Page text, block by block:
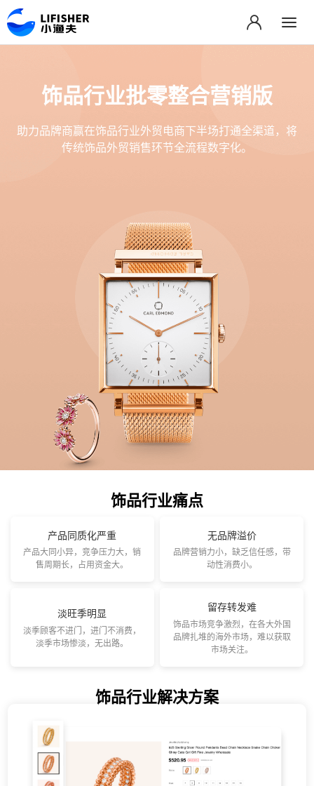
饰品行业批零整合营销版
助力品牌商赢在饰品行业外贸电商下半场打通全渠道，将
传统饰品外贸销售环节全流程数字化。
饰品行业痛点
产品同质化严重
产品大同小异，竞争压力大，销
售周期长，占用资金大。
无品牌溢价
品牌营销力小，缺乏信任感，带
动性消费小。
淡旺季明显
淡季顾客不进门，进门不消费，
淡季市场惨淡，无出路。
留存转发难
饰品市场竞争激烈，在各大外国
品牌扎堆的海外市场，难以获取
市场关注。
饰品行业解决方案